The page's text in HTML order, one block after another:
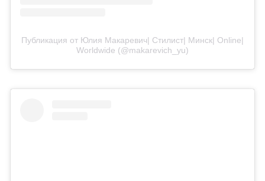
Публикация от Юлия Макаревич| Стилист| Минск| Online|
Worldwide (@makarevich_yu)